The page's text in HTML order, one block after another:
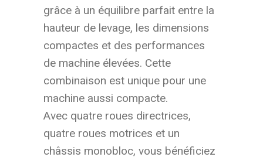
grâce à un équilibre parfait entre la
hauteur de levage, les dimensions
compactes et des performances
de machine élevées. Cette
combinaison est unique pour une
machine aussi compacte.
Avec quatre roues directrices,
quatre roues motrices et un
châssis monobloc, vous bénéficiez